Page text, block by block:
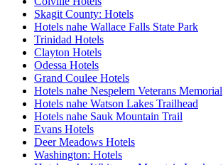
Skagit County: Hotels
Hotels nahe Wallace Falls State Park
Trinidad Hotels
Clayton Hotels
Odessa Hotels
Grand Coulee Hotels
Hotels nahe Nespelem Veterans Memorial
Hotels nahe Watson Lakes Trailhead
Hotels nahe Sauk Mountain Trail
Evans Hotels
Deer Meadows Hotels
Washington: Hotels